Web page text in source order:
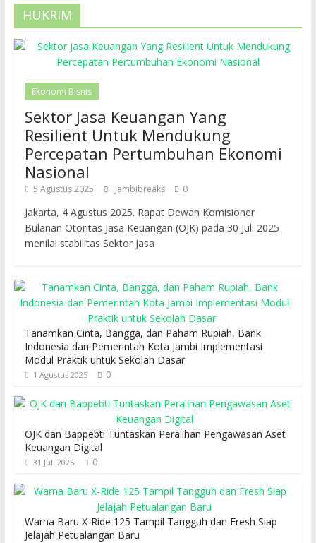
HUKRIM
Ekonomi Bisnis
Sektor Jasa Keuangan Yang
Resilient Untuk Mendukung
Percepatan Pertumbuhan Ekonomi
Nasional
5 Agustus 2025 Jambibreaks 0
Jakarta, 4 Agustus 2025. Rapat Dewan Komisioner
Bulanan Otoritas Jasa Keuangan (OJK) pada 30 Juli 2025
menilai stabilitas Sektor Jasa
Tanamkan Cinta, Bangga, dan Paham Rupiah, Bank
Indonesia dan Pemerintah Kota Jambi Implementasi
Modul Praktik untuk Sekolah Dasar
1 Agustus 2025 0
OJK dan Bappebti Tuntaskan Peralihan Pengawasan Aset
Keuangan Digital
31 Juli 2025 0
Warna Baru X-Ride 125 Tampil Tangguh dan Fresh Siap
Jelajah Petualangan Baru